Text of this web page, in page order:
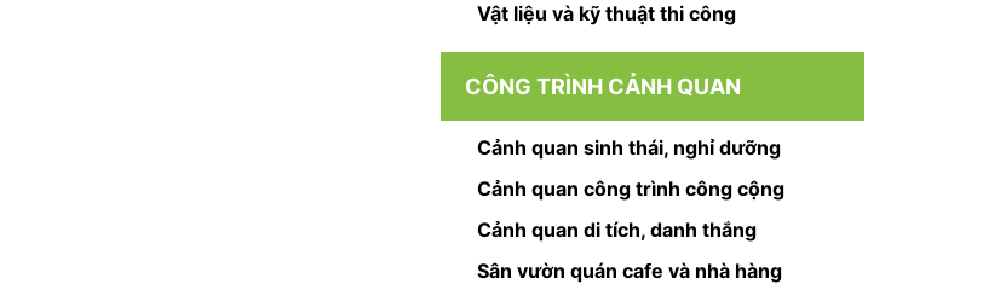
Vật liệu và kỹ thuật thi công
CÔNG TRÌNH CẢNH QUAN
Cảnh quan sinh thái, nghỉ dưỡng
Cảnh quan công trình công cộng
Cảnh quan di tích, danh thắng
Sân vườn quán cafe và nhà hàng